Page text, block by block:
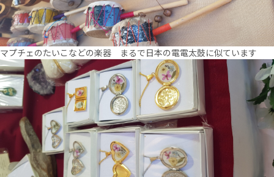
マプチェのたいこなどの楽器 まるで日本の電電太鼓に似ています